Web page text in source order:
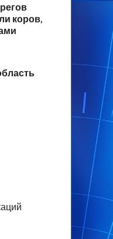
коров,